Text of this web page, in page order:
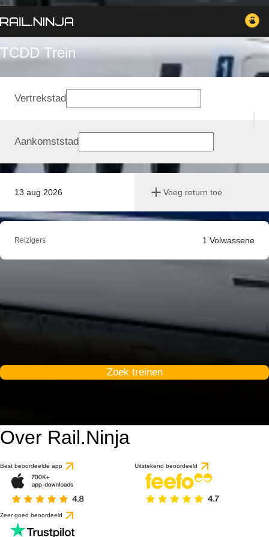
TCDD Trein
13 aug 2026 Voeg return toe
Vertrekstad
Aankomststad
Reizigers 1 Volwassene
Zoek treinen
Over Rail.Ninja
Best beoordeelde app Uitstekend beoordeeld
Zeer goed beoordeeld